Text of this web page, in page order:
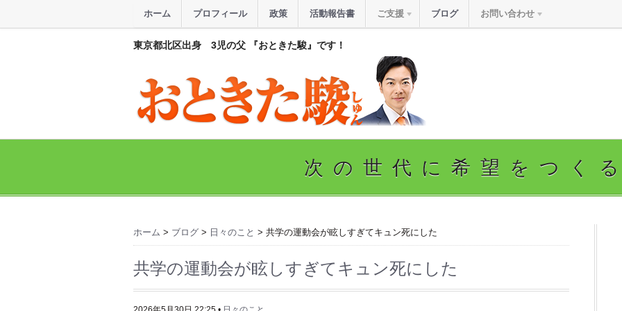
東京都北区出身 3児の父 『おときた駿』です！
ホーム プロフィール 政策 活動報告書 ご支援 ブログ お問い合わせ
次の世代に希望をつく
ホーム > ブログ > 日々のこと > 共学の運動会が眩しすぎてキュン死にした
共学の運動会が眩しすぎてキュン死にした